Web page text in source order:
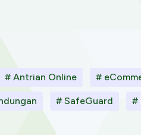
# Antrian Online #
# SafeGuard #